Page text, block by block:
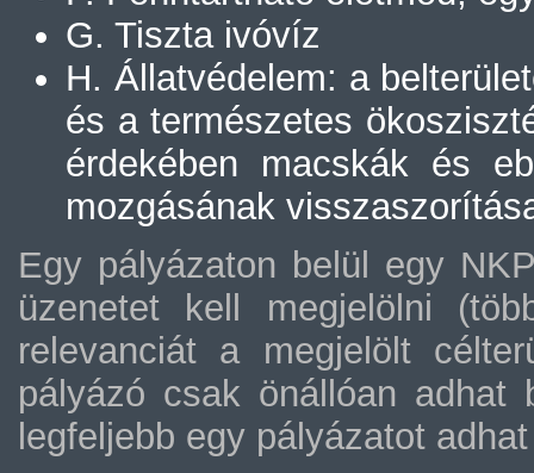
G. Tiszta ivóvíz
H. Állatvédelem: a
és a természetes
érdekében macskák és
mozgásának
Egy pályázaton belül egy
üzenetet kell megjelölni
relevanciát a megjelölt
pályázó csak önállóan adhat
legfeljebb egy pályázatot